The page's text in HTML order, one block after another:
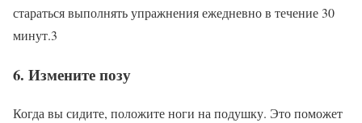
стараться выполнять упражнения ежедневно в течение 30
минут.3
6. Измените позу
Когда вы сидите, положите ноги на подушку. Это поможет